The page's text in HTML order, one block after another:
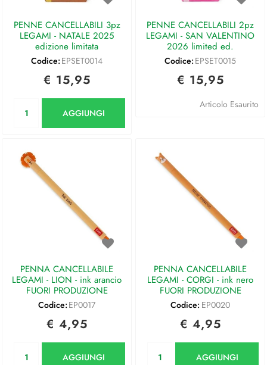
PENNE CANCELLABILI 3pz
LEGAMI - NATALE 2025
edizione limitata
Codice: EPSET0014
€ 15,95
AGGIUNGI
PENNE CANCELLABILI 2pz
LEGAMI - SAN VALENTINO
2026 limited ed.
Codice: EPSET0015
€ 15,95
Articolo Esaurito
PENNA CANCELLABILE
LEGAMI - LION - ink arancio
FUORI PRODUZIONE
Codice: EP0017
€ 4,95
AGGIUNGI
PENNA CANCELLABILE
LEGAMI - CORGI - ink nero
FUORI PRODUZIONE
Codice: EP0020
€ 4,95
AGGIUNGI